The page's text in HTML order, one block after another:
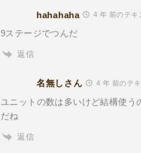
hahahaha 4 年 前のテキ
9ステージでつんだ
返信
名無しさん 4 年 前のテ
ユニットの数は多いけど結構使う
だね
返信